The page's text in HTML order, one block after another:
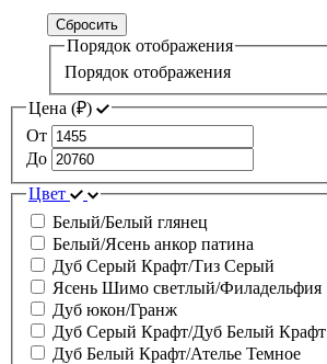
Сбросить
Порядок отображения
Порядок отображения
Цена (₽)
От
До
Цвет
Белый/Белый глянец
Белый/Ясень анкор патина
Дуб Серый Крафт/Тиз Серый
Ясень Шимо светлый/Филадельфия
Дуб юкон/Гранж
Дуб Серый Крафт/Дуб Белый Крафт
Дуб Белый Крафт/Ателье Темное